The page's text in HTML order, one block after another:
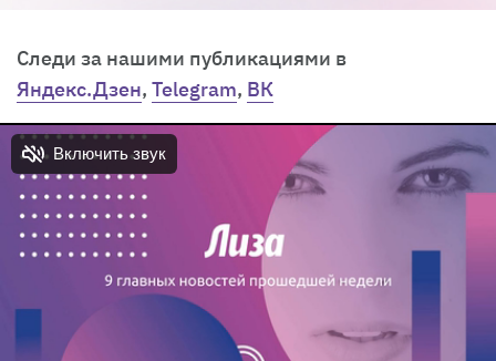
Cледи за нашими публикациями в
Яндекс.Дзен, Telegram, ВК